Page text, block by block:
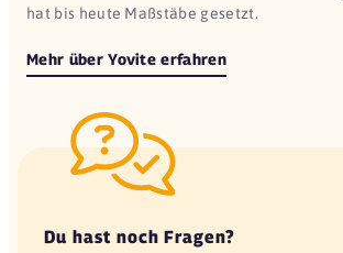
hat bis heute Maßstäbe gesetzt.
Mehr über Yovite erfahren
Du hast noch Fragen?